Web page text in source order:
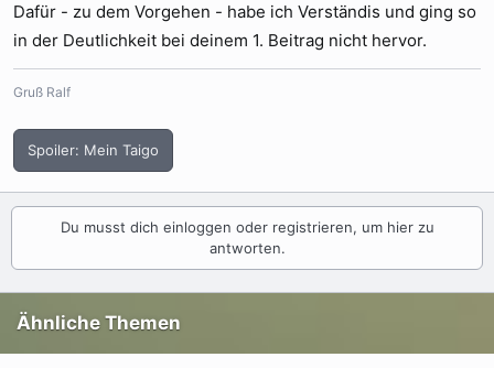
Vorgehensweise wohl nicht auf, beinhalten diese aber.
Dafür - zu dem Vorgehen - habe ich Verständis und ging so
in der Deutlichkeit bei deinem 1. Beitrag nicht hervor.
Gruß Ralf
Spoiler: Mein Taigo
Du musst dich einloggen oder registrieren, um hier zu
antworten.
Ähnliche Themen